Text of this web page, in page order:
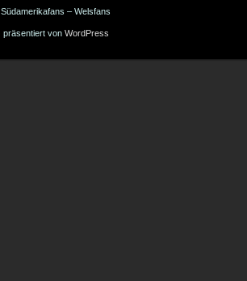
Südamerikafans – Welsfans
präsentiert von WordPress